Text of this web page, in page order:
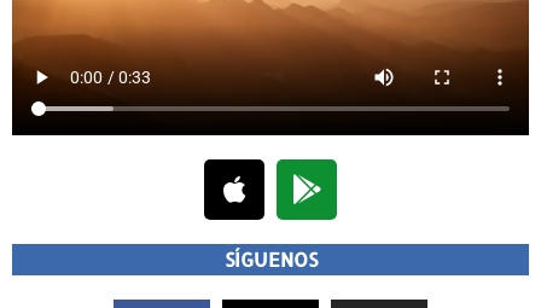
SÍGUENOS